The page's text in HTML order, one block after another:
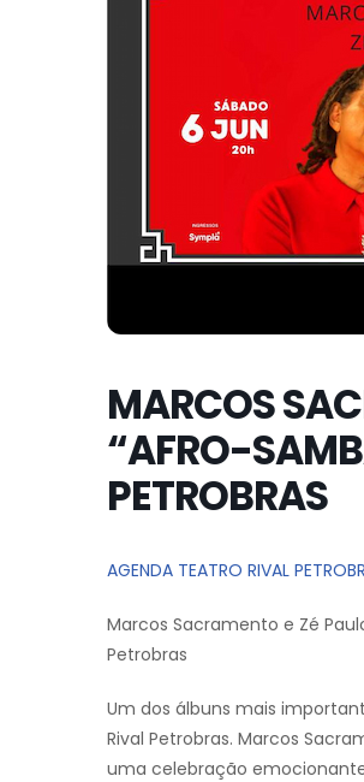
MARCOS
“AFRO-
PETROBRAS
AGENDA TEATRO RIVAL
Marcos Sacramento e Zé
Petrobras
Um dos álbuns mais
Rival Petrobras. Marcos
uma celebração